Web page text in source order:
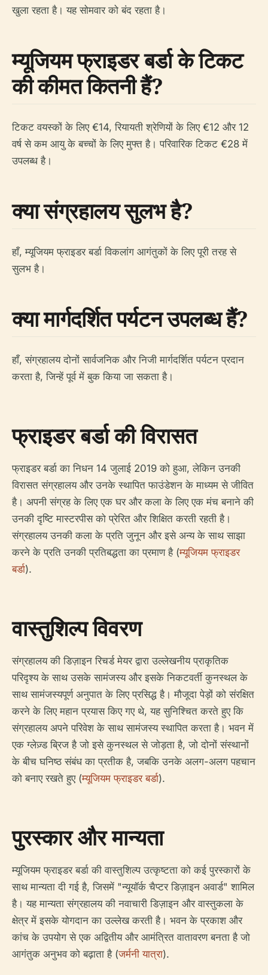
खुला रहता है। यह सोमवार को बंद रहता है।
म्यूजियम फ्राइडर बर्डा के टिकट
की कीमत कितनी हैं?
टिकट वयस्कों के लिए €14, रियायती श्रेणियों के लिए €12 और 12
वर्ष से कम आयु के बच्चों के लिए मुफ्त है। परिवारिक टिकट €28 में
उपलब्ध है।
क्या संग्रहालय सुलभ है?
हाँ, म्यूजियम फ्राइडर बर्डा विकलांग आगंतुकों के लिए पूरी तरह से
सुलभ है।
क्या मार्गदर्शित पर्यटन उपलब्ध हैं?
हाँ, संग्रहालय दोनों सार्वजनिक और निजी मार्गदर्शित पर्यटन प्रदान
करता है, जिन्हें पूर्व में बुक किया जा सकता है।
फ्राइडर बर्डा की विरासत
फ्राइडर बर्डा का निधन 14 जुलाई 2019 को हुआ, लेकिन उनकी
विरासत संग्रहालय और उनके स्थापित फाउंडेशन के माध्यम से जीवित
है। अपनी संग्रह के लिए एक घर और कला के लिए एक मंच बनाने की
उनकी दृष्टि मास्टरपीस को प्रेरित और शिक्षित करती रहती है।
संग्रहालय उनकी कला के प्रति जुनून और इसे अन्य के साथ साझा
करने के प्रति उनकी प्रतिबद्धता का प्रमाण है (म्यूजियम फ्राइडर
बर्डा).
वास्तुशिल्प विवरण
संग्रहालय की डिज़ाइन रिचर्ड मेयर द्वारा उल्लेखनीय प्राकृतिक
परिदृश्य के साथ उसके सामंजस्य और इसके निकटवर्ती कुनस्थल के
साथ सामंजस्यपूर्ण अनुपात के लिए प्रसिद्ध है। मौजूदा पेड़ों को संरक्षित
करने के लिए महान प्रयास किए गए थे, यह सुनिश्चित करते हुए कि
संग्रहालय अपने परिवेश के साथ सामंजस्य स्थापित करता है। भवन में
एक ग्लेज़्ड ब्रिज है जो इसे कुनस्थल से जोड़ता है, जो दोनों संस्थानों
के बीच घनिष्ठ संबंध का प्रतीक है, जबकि उनके अलग-अलग पहचान
को बनाए रखते हुए (म्यूजियम फ्राइडर बर्डा).
पुरस्कार और मान्यता
म्यूजियम फ्राइडर बर्डा की वास्तुशिल्प उत्कृष्टता को कई पुरस्कारों के
साथ मान्यता दी गई है, जिसमें "न्यूयॉर्क चैप्टर डिज़ाइन अवार्ड" शामिल
है। यह मान्यता संग्रहालय की नवाचारी डिज़ाइन और वास्तुकला के
क्षेत्र में इसके योगदान का उल्लेख करती है। भवन के प्रकाश और
कांच के उपयोग से एक अद्वितीय और आमंत्रित वातावरण बनता है जो
आगंतुक अनुभव को बढ़ाता है (जर्मनी यात्रा).